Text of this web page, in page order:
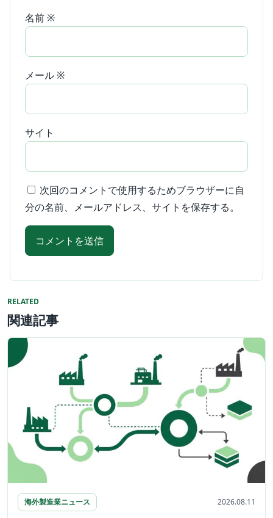
名前 ※
メール ※
サイト
次回のコメントで使用するためブラウザーに自
分の名前、メールアドレス、サイトを保存する。
RELATED
関連記事
海外製造業ニュース 2026.08.11